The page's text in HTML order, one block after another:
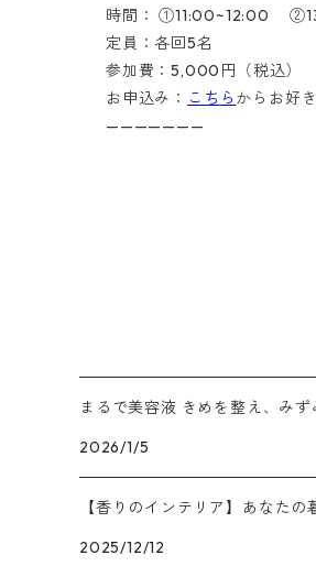
時間： ①11:00~12:00
定員：各回5名
参加費：5,000円（税込）
お申込み： こちら からお好
———————
まるで美容液 きめを整え、み
2026/1/5
【香りのインテリア】あなた
2025/12/12